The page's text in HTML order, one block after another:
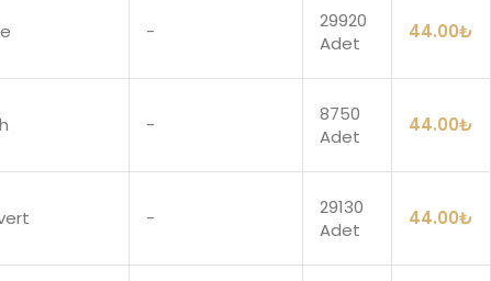
-
29920
Adet
44.00₺
-
8750
Adet
44.00₺
-
29130
Adet
44.00₺